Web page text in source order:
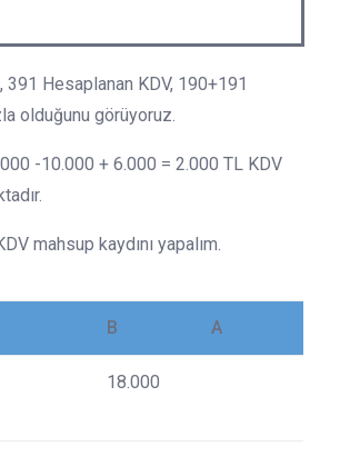
Hesaplanan KDV, 190+191
olduğunu görüyoruz.
-10.000 + 6.000 = 2.000 TL KDV
mahsup kaydını yapalım.
B A
18.000